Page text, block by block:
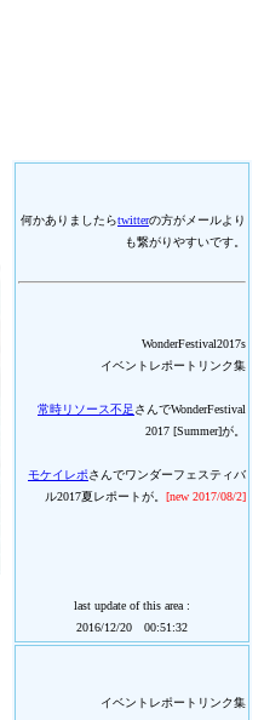
何かありましたらtwitterの方がメールより
も繋がりやすいです。
WonderFestival2017s
イベントレポートリンク集
常時リソース不足さんでWonderFestival
2017 [Summer]が。
モケイレポさんでワンダーフェスティバ
ル2017夏レポートが。 [new 2017/08/2]
last update of this area :
2016/12/20 00:51:32
イベントレポートリンク集